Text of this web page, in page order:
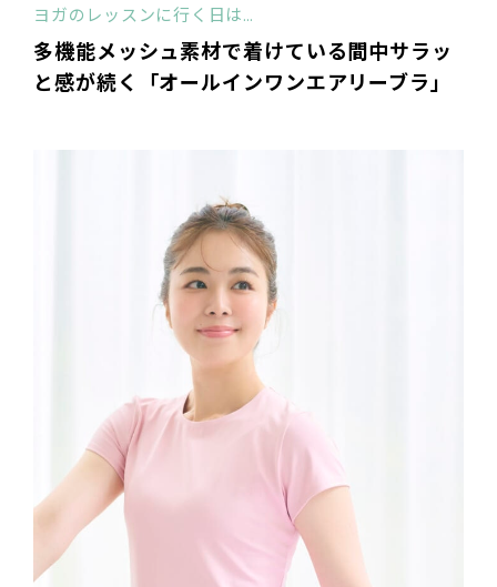
ヨガのレッスンに行く日は…
多機能メッシュ素材で着けている間中サラッ
と感が続く「オールインワンエアリーブラ」